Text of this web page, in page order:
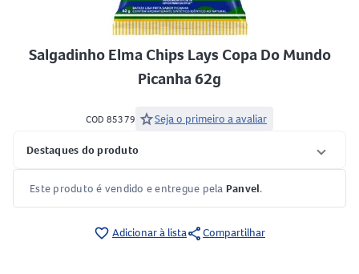
Salgadinho Elma Chips Lays Copa Do Mundo
Picanha 62g
COD 85379 starSeja o primeiro a avaliar
Destaques do produto
Este produto é vendido e entregue pela Panvel.
favorite_border Adicionar à listashareCompartilhar